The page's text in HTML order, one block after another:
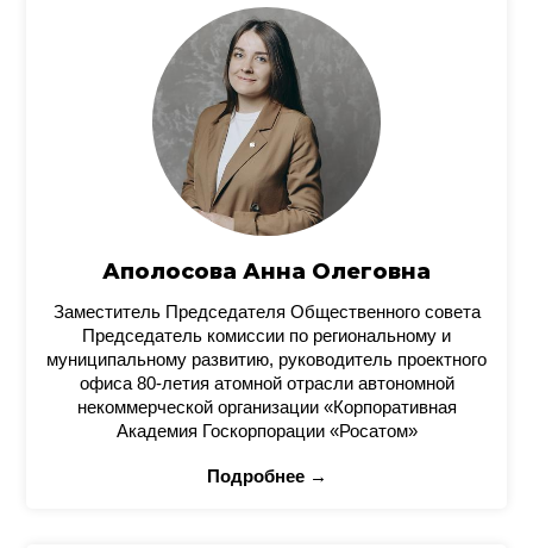
Аполосова Анна Олеговна
Заместитель Председателя Общественного совета
Председатель комиссии по региональному и
муниципальному развитию, руководитель проектного
офиса 80-летия атомной отрасли автономной
некоммерческой организации «Корпоративная
Академия Госкорпорации «Росатом»
Подробнее →